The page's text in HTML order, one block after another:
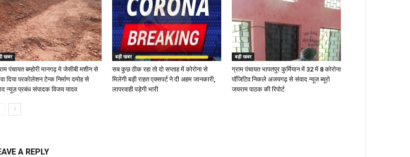
खबर
पंचायत बम्होरी मानगढ़ मे जेसीबी मशीन से
दिया परकोलेशन टेन्क निर्माण दमोह से
न्यूज़ प्रबंध संपादक विजय यादव
बड़ी खबर
सब कुछ ठीक रहा तो दो सप्ताह में कोरोना से
मिलेगी बड़ी राहत एक्सपर्ट ने दी अहम जानकारी,
लापरवाही पड़ेगी भारी
बड़ी खबर
ग्राम पंचायत भापतपुर कुर्मियान में 32 में 8 कोरोना
पाॅजिटिव निकले अजयगढ़ से संवाद न्यूज ब्यूरो
जयराम पाठक की रिपोर्ट
A REPLY